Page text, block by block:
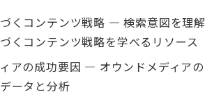
くコンテンツ戦略 — 検索意図を理解
くコンテンツ戦略を学べるリソース
アの成功要因 — オウンドメディアの
ータと分析